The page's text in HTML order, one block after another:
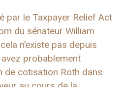
par le Taxpayer Relief Act
du sénateur William
n’existe pas depuis
probablement
de cotisation Roth dans